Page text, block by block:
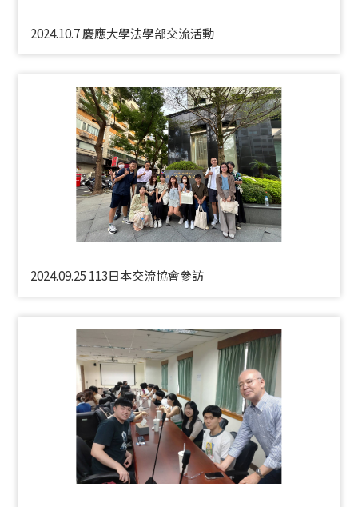
2024.10.7 慶應大學法學部交流活動
2024.09.25 113日本交流協會參訪